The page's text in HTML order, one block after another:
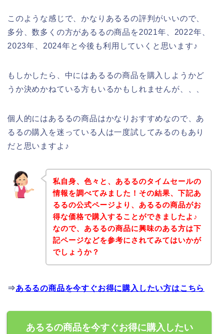
このような感じで、かなりあるるの評判がいいので、
多分、数多くの方があるるの商品を2021年、2022年、
2023年、2024年と今後も利用していくと思います♪
もしかしたら、中にはあるるの商品を購入しようかど
うか決めかねている方もいるかもしれませんが、、、
個人的にはあるるの商品はかなりおすすめなので、あ
るるの購入を迷っている人は一度試してみるのもあり
だと思いますよ♪
私自身、色々と、あるるのタイムセールの
情報を調べてみました！その結果、下記あ
るるの公式ページより、あるるの商品がお
得な価格で購入することができましたよ♪
なので、あるるの商品に興味のある方は下
記ページなどを参考にされてみてはいかが
でしょうか？
⇒あるるの商品を今すぐお得に購入したい方はこちら
あるるの商品を今すぐお得に購入したい